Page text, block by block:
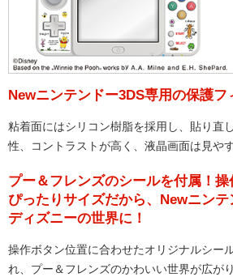
Newニンテンドー3DS専用の保護フ
粘着面にはシリコン樹脂を採用し、貼り直
性、コントラストが高く、液晶画面は見や
プー＆フレンズのシールを付属！操
ぴったりサイズだから、Newニンテ
ディズニーの世界に！
操作ボタン位置に合わせたオリジナルシー
れ、プー＆フレンズのかわいい世界が広がり